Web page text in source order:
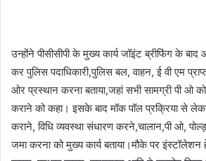
उन्होंने पीसीसीपी के मुख्य कार्य जॉइंट ब्रीफिंग के
कर पुलिस पदाधिकारी,पुलिस बल, वाहन, ई वी एम
ओर प्रस्थान करना बताया,जहां सभी सामग्री पी ओ
कराने को कहा। इसके बाद मॉक पॉल प्रक्रिया से
कराने, विधि व्यवस्था संधारण करने,चालान,पी ओ,
जमा करना को मुख्य कार्य बताया।मौके पर